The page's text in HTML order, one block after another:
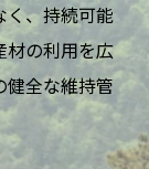
く、持続可能
材の利用を広
健全な維持管